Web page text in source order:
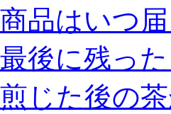
商品はいつ
最後に残っ
煎じた後の